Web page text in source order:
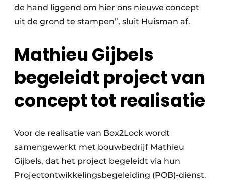
de hand liggend om hier ons nieuwe concept
uit de grond te stampen”, sluit Huisman af.
Mathieu Gijbels
begeleidt project van
concept tot realisatie
Voor de realisatie van Box2Lock wordt
samengewerkt met bouwbedrijf Mathieu
Gijbels, dat het project begeleidt via hun
Projectontwikkelingsbegeleiding (POB)-dienst.